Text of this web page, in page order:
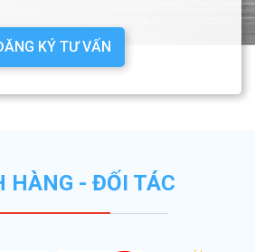
KÝ TƯ VẤN
HÀNG - ĐỐI TÁC